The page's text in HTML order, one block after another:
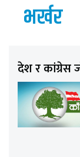
भर्खर
देश र कांग्रेस